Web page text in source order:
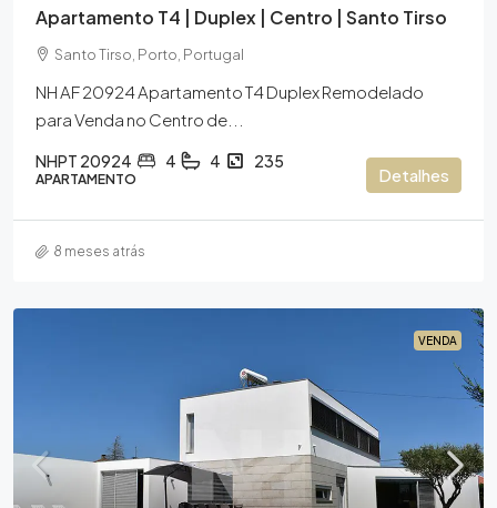
Apartamento T4 | Duplex | Centro | Santo Tirso
Santo Tirso, Porto, Portugal
NH AF 20924 Apartamento T4 Duplex Remodelado
para Venda no Centro de...
NHPT 20924 4 4 235
APARTAMENTO Detalhes
8 meses atrás
VENDA